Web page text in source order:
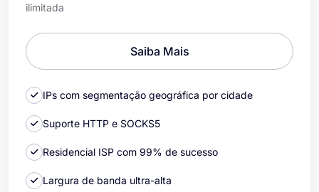
ilimitada
Saiba Mais
IPs com segmentação geográfica por cidade
Suporte HTTP e SOCKS5
Residencial ISP com 99% de sucesso
Largura de banda ultra-alta